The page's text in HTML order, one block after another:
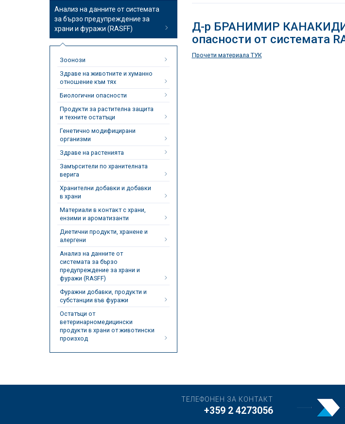
Анализ на данните от системата
за бързо предупреждение за
храни и фуражи (RASFF)
Зоонози
Здраве на животните и хуманно
отношение към тях
Биологични опасности
Продукти за растителна защита
и техните остатъци
Генетично модифицирани
организми
Здраве на растенията
Замърсители по хранителната
верига
Хранителни добавки и добавки
в храни
Материали в контакт с храни,
ензими и ароматизанти
Диетични продукти, хранене и
алергени
Анализ на данните от
системата за бързо
предупреждение за храни и
фуражи (RASFF)
Фуражни добавки, продукти и
субстанции във фуражи
Остатъци от
ветеринарномедицински
продукти в храни от животински
произход
Д-р БРАНИМИР
опасности от системата
Прочети материала ТУК
ТЕЛЕФОНЕН ЗА КОНТАКТ
+359 2 4273056